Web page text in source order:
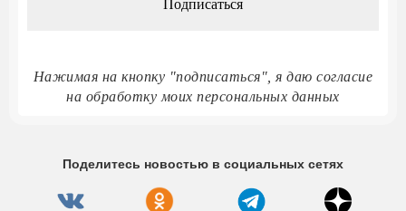
Нажимая на кнопку "подписаться", я даю согласие
на обработку моих персональных данных
Поделитесь новостью в социальных сетях